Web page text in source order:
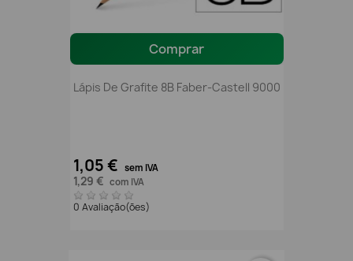
Comprar
Lápis De Grafite 8B Faber-Castell 9000
1,05 € sem IVA
1,29 € com IVA
0 Avaliação(ões)